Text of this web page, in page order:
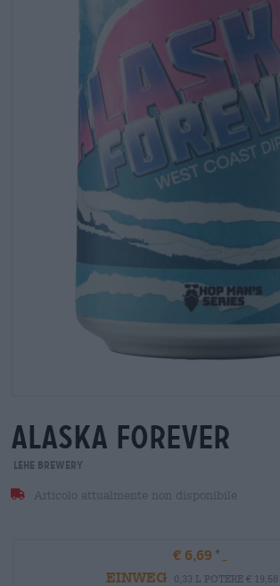
alaska forever
Lehe Brewery
Articolo attualmente non disponibile
€ 6,69
EINWEG
0,33 L POTERE € 19,58